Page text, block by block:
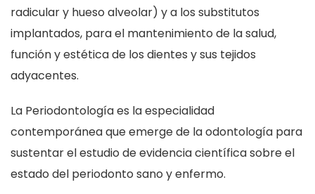
radicular y hueso alveolar) y a los substitutos
implantados, para el mantenimiento de la salud,
función y estética de los dientes y sus tejidos
adyacentes.
La Periodontología es la especialidad
contemporánea que emerge de la odontología para
sustentar el estudio de evidencia científica sobre el
estado del periodonto sano y enfermo.